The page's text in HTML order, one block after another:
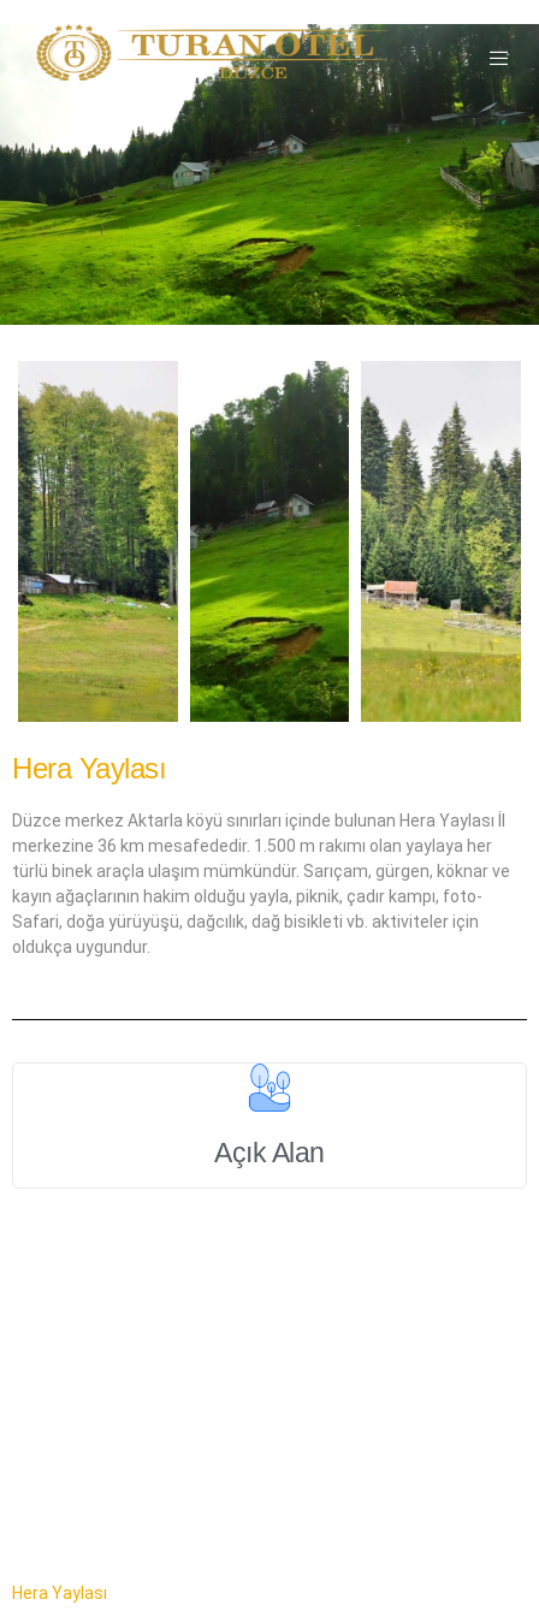
Hera Yaylası
Düzce merkez Aktarla köyü sınırları içinde bulunan Hera Yaylası İl
merkezine 36 km mesafededir. 1.500 m rakımı olan yaylaya her
türlü binek araçla ulaşım mümkündür. Sarıçam, gürgen, köknar ve
kayın ağaçlarının hakim olduğu yayla, piknik, çadır kampı, foto-
Safari, doğa yürüyüşü, dağcılık, dağ bisikleti vb. aktiviteler için
oldukça uygundur.
Açık Alan
Hera Yaylası